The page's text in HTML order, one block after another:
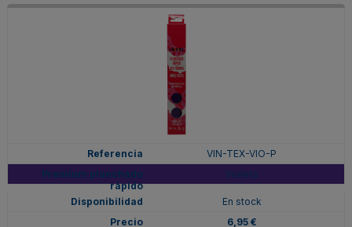
VIN-TEX-VIO-P
Violeta
En stock
6,95 €